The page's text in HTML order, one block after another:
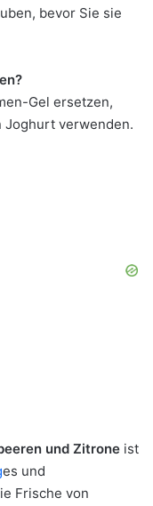
bevor Sie sie
Gel ersetzen,
Joghurt verwenden.
und Zitrone ist
es und
Frische von